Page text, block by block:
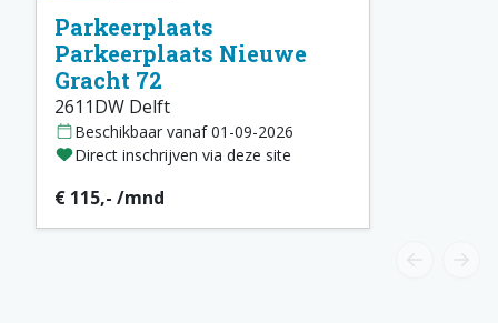
Parkeerplaats
Parkeerplaats Nieuwe
Gracht 72
2611DW Delft
Beschikbaar vanaf 01-09-2026
Direct inschrijven via deze site
€ 115,- /mnd